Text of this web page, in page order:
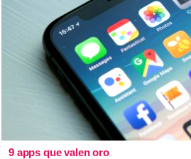
9 apps que valen oro